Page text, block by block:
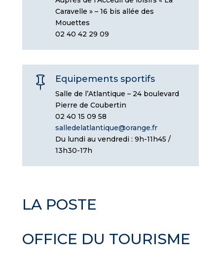
Caravelle » – 16 bis allée des
Mouettes
02 40 42 29 09
 Equipements sportifs
Salle de l’Atlantique – 24 boulevard
Pierre de Coubertin
02 40 15 09 58
salledelatlantique@orange.fr
Du lundi au vendredi : 9h-11h45 /
13h30-17h
LA POSTE
OFFICE DU TOURISME